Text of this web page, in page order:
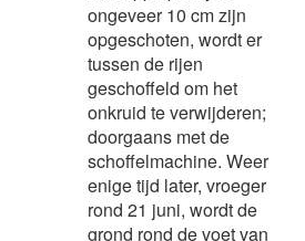
ongeveer 10 cm zijn
opgeschoten, wordt er
tussen de rijen
geschoffeld om het
onkruid te verwijderen;
doorgaans met de
schoffelmachine. Weer
enige tijd later, vroeger
rond 21 juni, wordt de
grond rond de voet van